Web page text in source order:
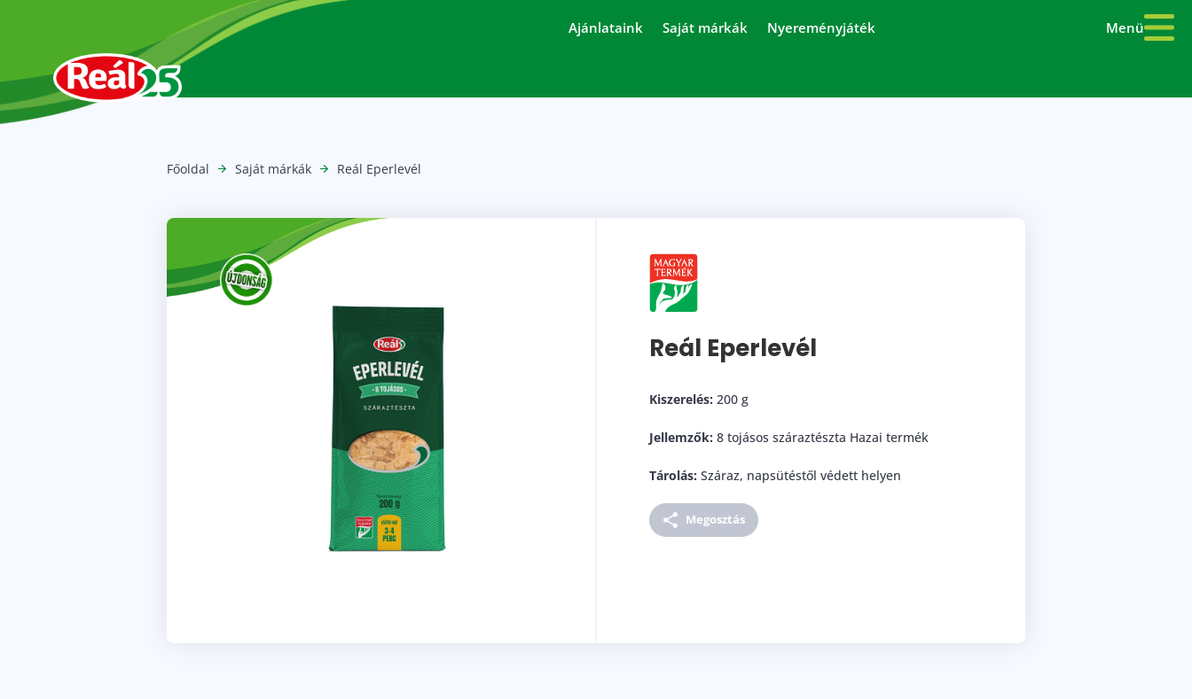
Ajánlataink Saját márkák Nyereményjáték Menü
Főoldal Saját márkák Reál Eperlevél
Reál Eperlevél
Kiszerelés: 200 g
Jellemzők: 8 tojásos száraztészta Hazai termék
Tárolás: Száraz, napsütéstől védett helyen
Megosztás